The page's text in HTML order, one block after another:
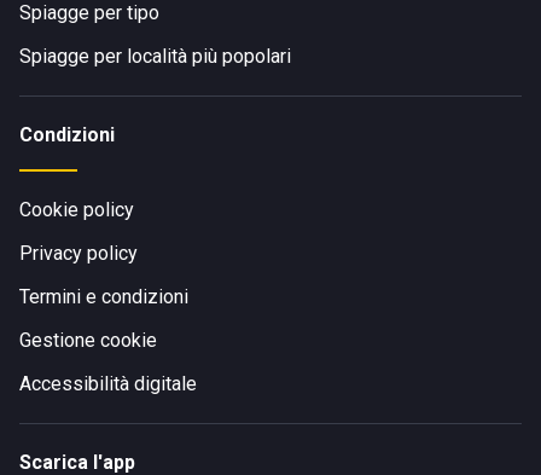
Spiagge per tipo
Spiagge per località più popolari
Condizioni
Cookie policy
Privacy policy
Termini e condizioni
Gestione cookie
Accessibilità digitale
Scarica l'app